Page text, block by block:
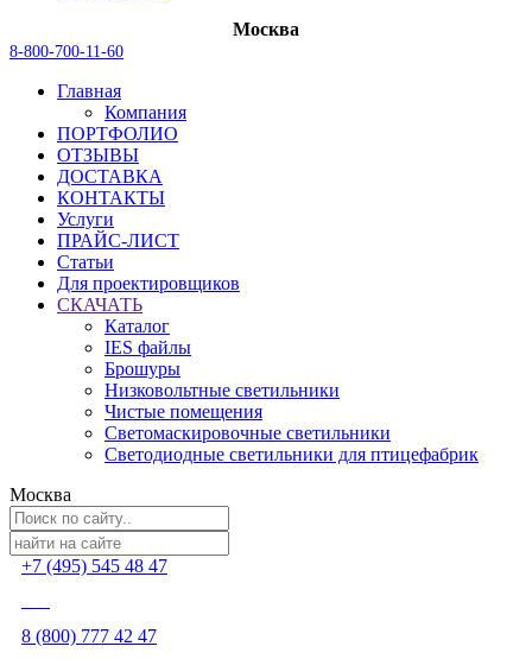
Москва
8-800-700-11-60
Главная
Компания
ПОРТФОЛИО
ОТЗЫВЫ
ДОСТАВКА
КОНТАКТЫ
Услуги
ПРАЙС-ЛИСТ
Статьи
Для проектировщиков
СКАЧАТЬ
Каталог
IES файлы
Брошуры
Низковольтные светильники
Чистые помещения
Светомаскировочные светильники
Светодиодные светильники для птицефабрик
Москва
+7 (495) 545 48 47
8 (800) 777 42 47